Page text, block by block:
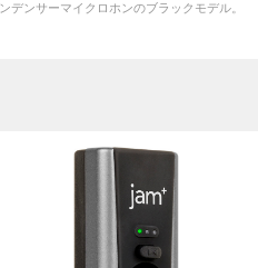
ンデンサーマイクロホンのブラックモデル。